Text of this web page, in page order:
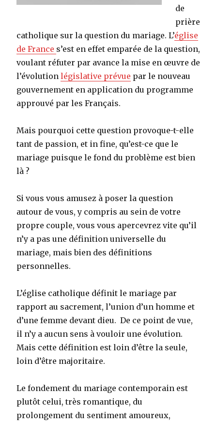
de
prière
catholique sur la question du mariage. L’église
de France s’est en effet emparée de la question,
voulant réfuter par avance la mise en œuvre de
l’évolutionlégislative prévue par le nouveau
gouvernement en application du programme
approuvé par les Français.
Mais pourquoi cette question provoque-t-elle
tant de passion, et in fine, qu’est-ce que le
mariage puisque le fond du problème est bien
là ?
Si vous vous amusez à poser la question
autour de vous, y compris au sein de votre
propre couple, vous vous apercevrez vite qu’il
n’y a pas une définition universelle du
mariage, mais bien des définitions
personnelles.
L’église catholique définit le mariage par
rapport au sacrement, l’union d’un homme et
d’une femme devant dieu. De ce point de vue,
il n’y a aucun sens à vouloir une évolution.
Mais cette définition est loin d’être la seule,
loin d’être majoritaire.
Le fondement du mariage contemporain est
plutôt celui, très romantique, du
prolongement du sentiment amoureux,